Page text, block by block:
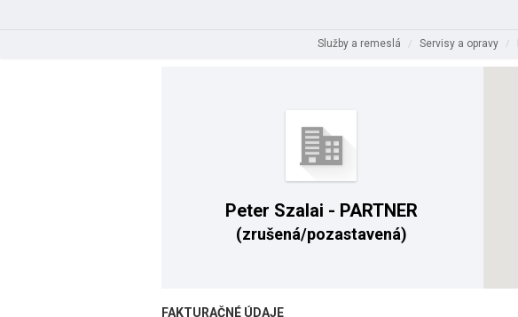
Služby a remeslá / Servisy a opravy /
Peter Szalai - PARTNER
(zrušená/pozastavená)
FAKTURAČNÉ ÚDAJE